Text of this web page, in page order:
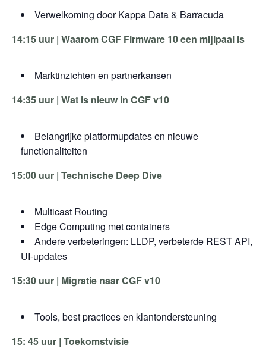
Verwelkoming door Kappa Data & Barracuda
14:15 uur | Waarom CGF Firmware 10 een mijlpaal is
Marktinzichten en partnerkansen
14:35 uur | Wat is nieuw in CGF v10
Belangrijke platformupdates en nieuwe
functionaliteiten
15:00 uur | Technische Deep Dive
Multicast Routing
Edge Computing met containers
Andere verbeteringen: LLDP, verbeterde REST API,
UI-updates
15:30 uur | Migratie naar CGF v10
Tools, best practices en klantondersteuning
15: 45 uur | Toekomstvisie